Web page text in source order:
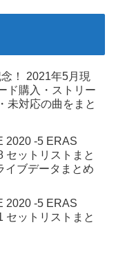
！ 2021年5月現
ド購入・ストリー
未対応の曲をまと
2020 -5 ERAS
セットリストまと
イブデータまとめ
2020 -5 ERAS
セットリストまと